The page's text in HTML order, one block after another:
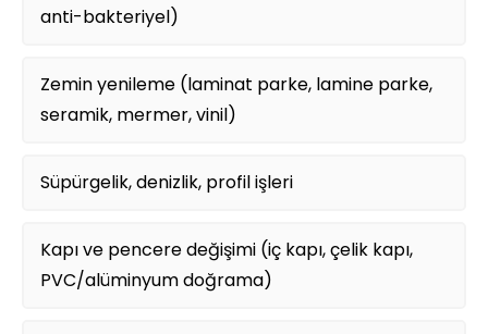
anti-bakteriyel)
Zemin yenileme (laminat parke, lamine parke,
seramik, mermer, vinil)
Süpürgelik, denizlik, profil işleri
Kapı ve pencere değişimi (iç kapı, çelik kapı,
PVC/alüminyum doğrama)